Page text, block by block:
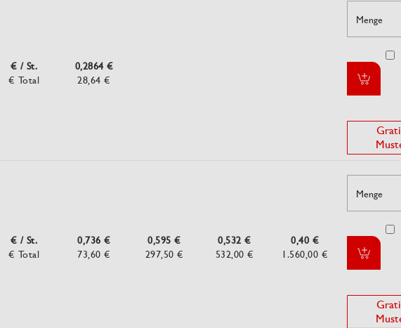
€ / St.
€ Total
0,2864 €
28,64 €
Menge
€ / St.
€ Total
0,736 €
73,60 €
0,595 €
297,50 €
0,532 €
532,00 €
0,40 €
1.560,00 €
Menge